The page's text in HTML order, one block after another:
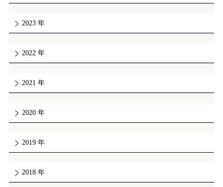
2023
2022
2021
2020
2019
2018